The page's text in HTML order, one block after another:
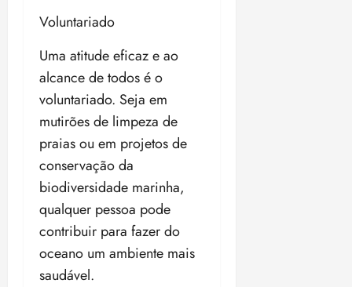
Voluntariado
Uma atitude eficaz e ao
alcance de todos é o
voluntariado. Seja em
mutirões de limpeza de
praias ou em projetos de
conservação da
biodiversidade marinha,
qualquer pessoa pode
contribuir para fazer do
oceano um ambiente mais
saudável.